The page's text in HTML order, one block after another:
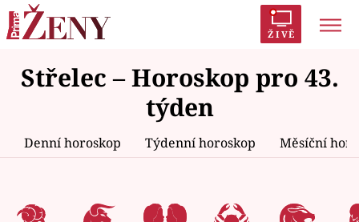
ŽIVĚ
Trendy: Polabí Inspekce Prostřeno!
AYTO?
Proměny
Témata
Střelec – Horoskop pro 43.
týden
Denní horoskop Týdenní horoskop Měsíční